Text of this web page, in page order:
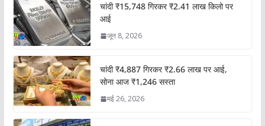
चांदी ₹15,748 गिरकर ₹2.41 लाख किलो पर
आई
जून 8, 2026
चांदी ₹4,887 गिरकर ₹2.66 लाख पर आई,
सोना आज ₹1,246 सस्ता
मई 26, 2026